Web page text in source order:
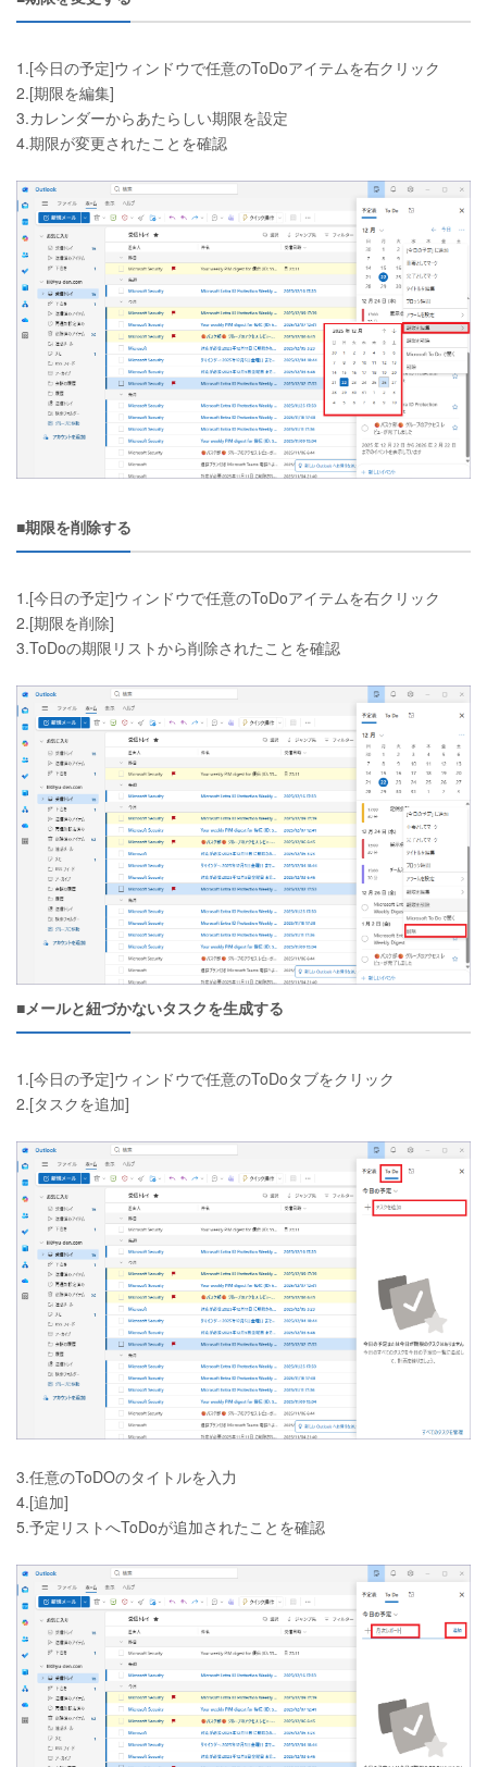
1.[今日の予定]ウィンドウで任意のToDoアイテムを右クリック
2.[期限を編集]
3.カレンダーからあたらしい期限を設定
4.期限が変更されたことを確認
■期限を削除する
1.[今日の予定]ウィンドウで任意のToDoアイテムを右クリック
2.[期限を削除]
3.ToDoの期限リストから削除されたことを確認
■メールと紐づかないタスクを生成する
1.[今日の予定]ウィンドウで任意のToDoタブをクリック
2.[タスクを追加]
3.任意のToDOのタイトルを入力
4.[追加]
5.予定リストへToDoが追加されたことを確認